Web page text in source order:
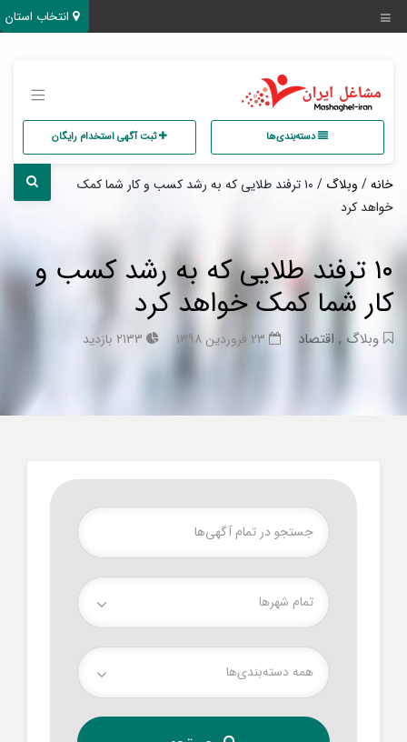
دسته‌بندی‌ها ثبت آگهی استخدام رایگان
خانه/ وبلاگ
/ ۱۰ ترفند طلایی که به رشد کسب و کار شما کمک
خواهد کرد
۱۰ ترفند طلایی که به رشد کسب و
کار شما کمک خواهد کرد
وبلاگ , اقتصاد
تمام شهر‌ها
همه دسته‌بندی‌ها